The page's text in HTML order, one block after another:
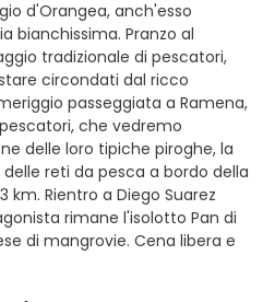
d'Orangea, anch'esso
bianchissima. Pranzo al
tradizionale di pescatori,
circondati dal ricco
passeggiata a Ramena,
che vedremo
delle loro tipiche piroghe, la
reti da pesca a bordo della
km. Rientro a Diego Suarez
rimane l'isolotto Pan di
di mangrovie. Cena libera e